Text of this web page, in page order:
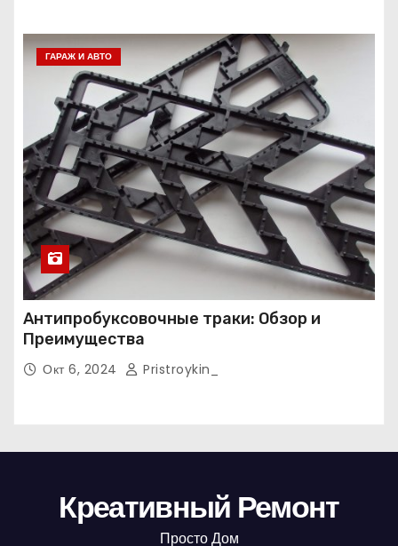
ГАРАЖ И АВТО
Антипробуксовочные траки: Обзор и
Преимущества
Окт 6, 2024 Pristroykin_
Креативный Ремонт
Просто Дом